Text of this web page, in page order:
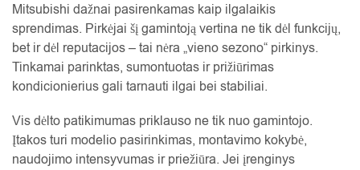
Mitsubishi dažnai pasirenkamas kaip ilgalaikis
sprendimas. Pirkėjai šį gamintoją vertina ne tik dėl funkcijų,
bet ir dėl reputacijos – tai nėra „vieno sezono“ pirkinys.
Tinkamai parinktas, sumontuotas ir prižiūrimas
kondicionierius gali tarnauti ilgai bei stabiliai.
Vis dėlto patikimumas priklauso ne tik nuo gamintojo.
Įtakos turi modelio pasirinkimas, montavimo kokybė,
naudojimo intensyvumas ir priežiūra. Jei įrenginys